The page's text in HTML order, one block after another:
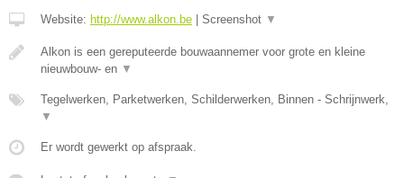
Website: http://www.alkon.be Screenshot ▼
Alkon is een gereputeerde bouwaannemer voor grote en kleine
nieuwbouw- en ▼
Tegelwerken, Parketwerken, Schilderwerken, Binnen - Schrijnwerk,
▼
Er wordt gewerkt op afspraak.